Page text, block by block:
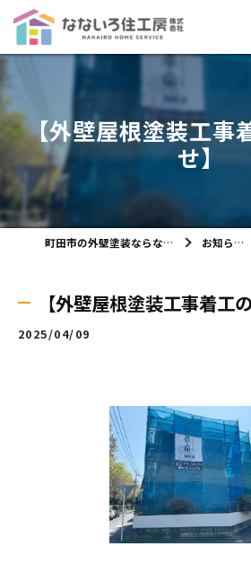
【外壁屋根塗装工事
せ】
町田市の外壁塗装ならなないろ住工房株式会社 お知らせ・ブログ
【外壁屋根塗装工事着工
2025/04/09